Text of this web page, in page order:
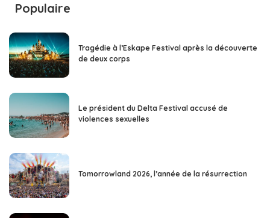
Populaire
Tragédie à l’Eskape Festival après la découverte
de deux corps
Le président du Delta Festival accusé de
violences sexuelles
Tomorrowland 2026, l’année de la résurrection